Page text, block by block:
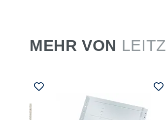
MEHR VON LEITZ